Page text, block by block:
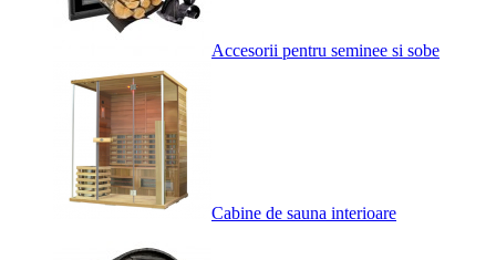
Accesorii pentru seminee si sobe
Cabine de sauna interioare